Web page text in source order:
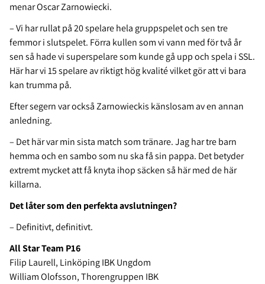
menar Oscar Zarnowiecki.
– Vi har rullat på 20 spelare hela gruppspelet och sen tre
femmor i slutspelet. Förra kullen som vi vann med för två år
sen så hade vi superspelare som kunde gå upp och spela i SSL.
Här har vi 15 spelare av riktigt hög kvalité vilket gör att vi bara
kan trumma på.
Efter segern var också Zarnowieckis känslosam av en annan
anledning.
– Det här var min sista match som tränare. Jag har tre barn
hemma och en sambo som nu ska få sin pappa. Det betyder
extremt mycket att få knyta ihop säcken så här med de här
killarna.
Det låter som den perfekta avslutningen?
– Definitivt, definitivt.
All Star Team P16
Filip Laurell, Linköping IBK Ungdom
William Olofsson, Thorengruppen IBK